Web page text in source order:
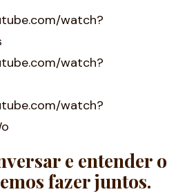
watch?
watch?
watch?
e entender o
fazer juntos.